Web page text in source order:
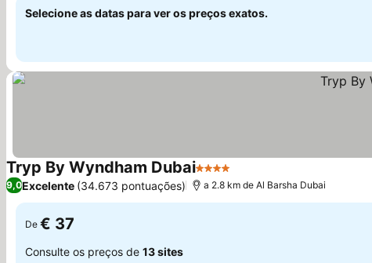
Selecione as datas para ver os preços exatos.
Tryp By Wyndham Dubai4 Estrelas
9,0Excelente (34.673 pontuações) a 2.8 km de Al Barsha Dubai
De € 37
Consulte os preços de 13 sites